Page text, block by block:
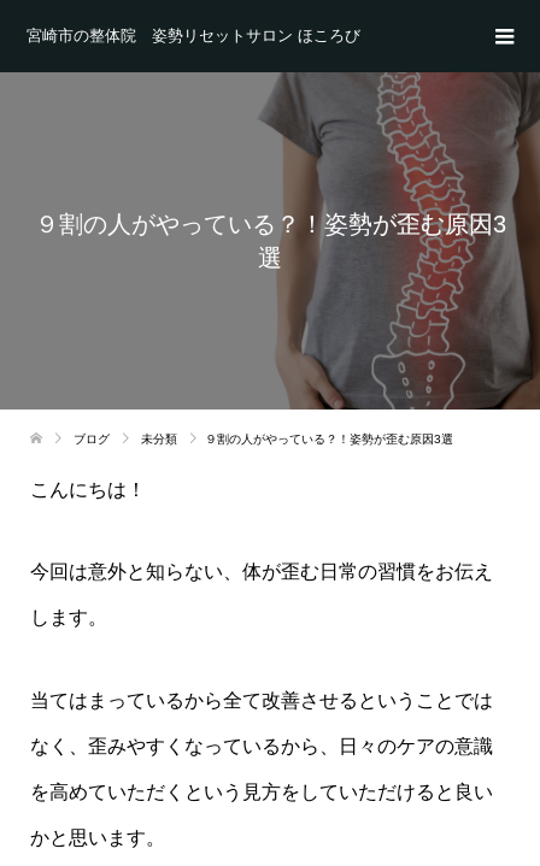
宮崎市の整体院 姿勢リセットサロン ほころび
９割の人がやっている？！姿勢が歪む原因3
選
ブログ 未分類 ９割の人がやっている？！姿勢が歪む原因3選
こんにちは！
今回は意外と知らない、体が歪む日常の習慣をお伝え
します。
当てはまっているから全て改善させるということでは
なく、歪みやすくなっているから、日々のケアの意識
を高めていただくという見方をしていただけると良い
かと思います。